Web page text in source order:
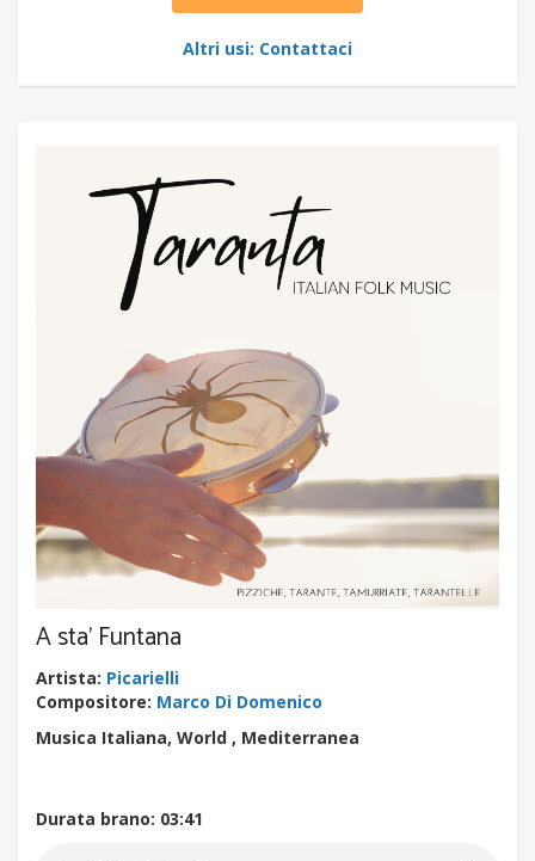
Altri usi: Contattaci
A sta' Funtana
Artista: Picarielli
Compositore: Marco Di Domenico
Musica Italiana, World , Mediterranea
Durata brano: 03:41